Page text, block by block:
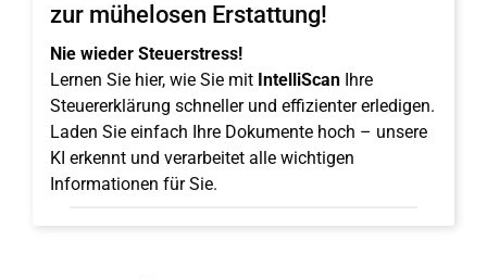
zur mühelosen Erstattung!
Nie wieder Steuerstress!
Lernen Sie hier, wie Sie mit IntelliScan Ihre
Steuererklärung schneller und effizienter erledigen.
Laden Sie einfach Ihre Dokumente hoch – unsere
KI erkennt und verarbeitet alle wichtigen
Informationen für Sie.